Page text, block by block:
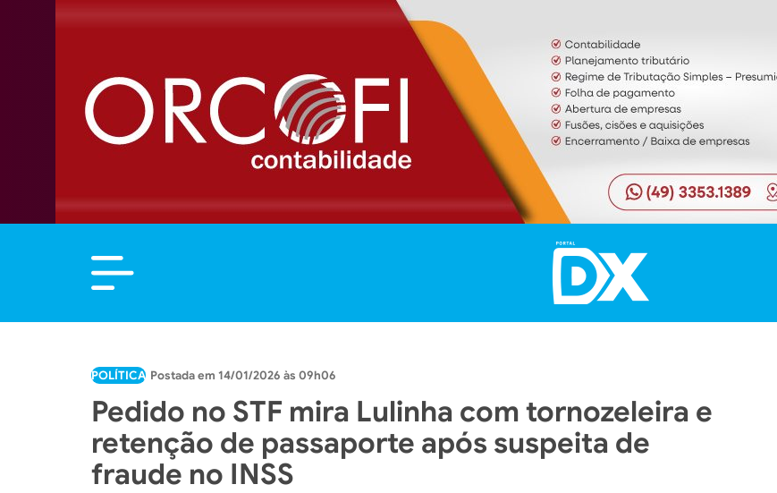
POLÍTICA 14/01/2026 às 09h06
Pedido no STF mira Lulinha com tornozeleira e
retenção de passaporte após suspeita de
fraude no INSS